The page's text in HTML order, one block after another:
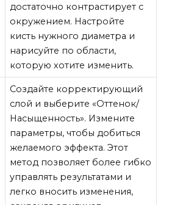
достаточно контрастирует с
окружением. Настройте
кисть нужного диаметра и
нарисуйте по области,
которую хотите изменить.
Создайте корректирующий
слой и выберите «Оттенок/
Насыщенность». Измените
параметры, чтобы добиться
желаемого эффекта. Этот
метод позволяет более гибко
управлять результатами и
легко вносить изменения,